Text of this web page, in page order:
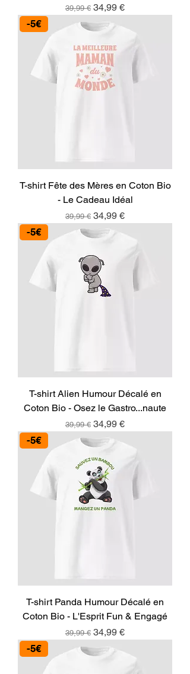
Prix original
39,99 € Prix promotionnel
34,99 €
-5€
T-shirt Fête des Mères en Coton Bio
- Le Cadeau Idéal
Prix original
39,99 € Prix promotionnel
34,99 €
-5€
T-shirt Alien Humour Décalé en
Coton Bio - Osez le Gastro...naute
Prix original
39,99 € Prix promotionnel
34,99 €
-5€
T-shirt Panda Humour Décalé en
Coton Bio - L'Esprit Fun & Engagé
Prix original
39,99 € Prix promotionnel
34,99 €
-5€